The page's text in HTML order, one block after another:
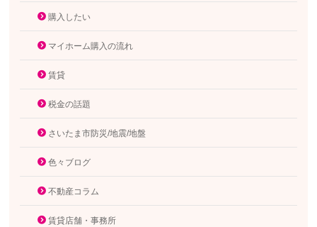
購入したい
マイホーム購入の流れ
賃貸
税金の話題
さいたま市防災/地震/地盤
色々ブログ
不動産コラム
賃貸店舗・事務所